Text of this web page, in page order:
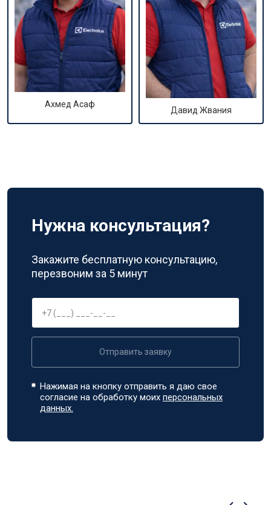
Ахмед Асаф
Давид Жвания
Нужна консультация?
Закажите бесплатную консультацию,
перезвоним за 5 минут
Отправить заявку
Нажимая на кнопку отправить я даю свое
согласие на обработку моихперсональных
данных.